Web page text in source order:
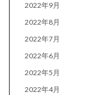
2022年9月
2022年8月
2022年7月
2022年6月
2022年5月
2022年4月